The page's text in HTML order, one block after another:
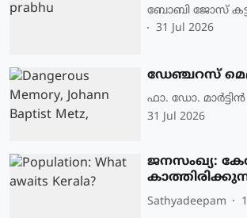
ബോബി ജോസ്
31 Jul 2026
ഡേഞ്ചറസ്
ഫാ. ഡോ.
31 Jul 2026
ജനസംഖ്യ:
Sathyadeepam